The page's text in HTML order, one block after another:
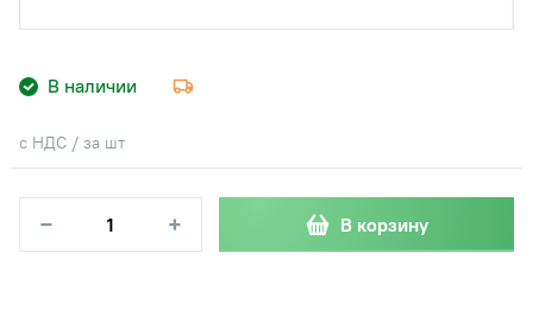
В наличии
с НДС / за шт
− + В корзину